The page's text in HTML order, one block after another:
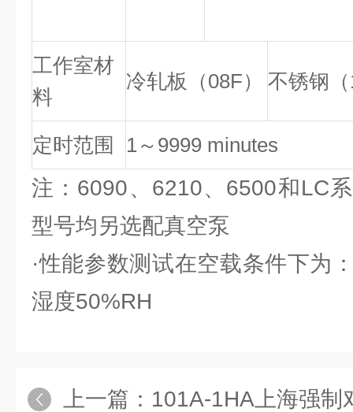
工作室材
料
冷轧板（08F） 不锈钢
定时范围 1～9999 minutes
注：6090、6210、6500和LC
型号均另选配真空泵
·性能参数测试在空载条件下为
湿度50%RH
上一篇： 101A-1HA上海强制对